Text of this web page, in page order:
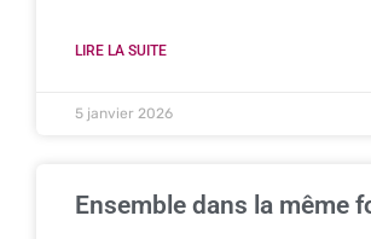
LIRE LA SUITE
5 janvier 2026
Ensemble dans la même